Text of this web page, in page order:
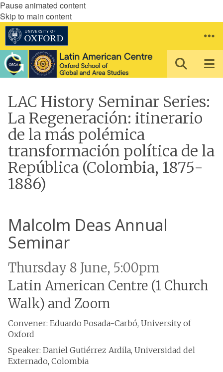
Pause animated content
Skip to main content
LAC History Seminar Series:
La Regeneración: itinerario
de la más polémica
transformación política de la
República (Colombia, 1875-
1886)
Malcolm Deas Annual
Seminar
Thursday 8 June, 5:00pm
Latin American Centre (1 Church
Walk) and Zoom
Convener: Eduardo Posada-Carbó, University of
Oxford
Speaker: Daniel Gutiérrez Ardila, Universidad del
Externado, Colombia